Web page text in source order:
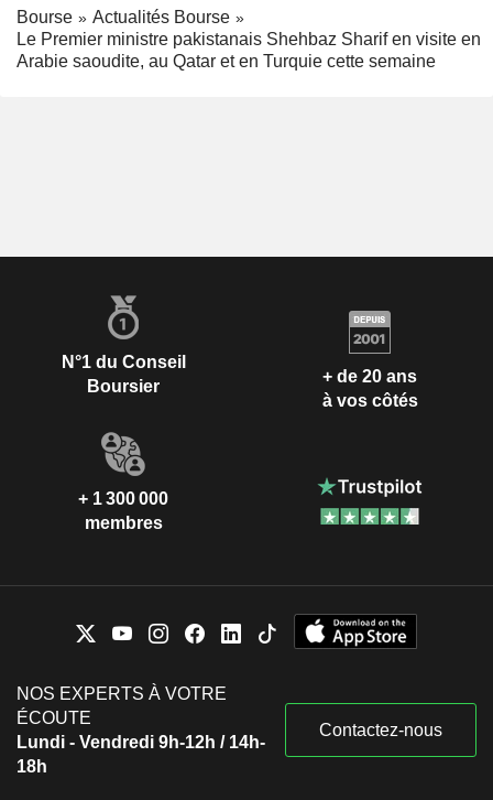
Bourse
Actualités Bourse
Le Premier ministre pakistanais Shehbaz Sharif en visite en
Arabie saoudite, au Qatar et en Turquie cette semaine
N°1 du Conseil
Boursier
+ de 20 ans
à vos côtés
+ 1 300 000
membres
NOS EXPERTS À VOTRE
ÉCOUTE
Lundi - Vendredi 9h-12h / 14h-
18h
Contactez-nous